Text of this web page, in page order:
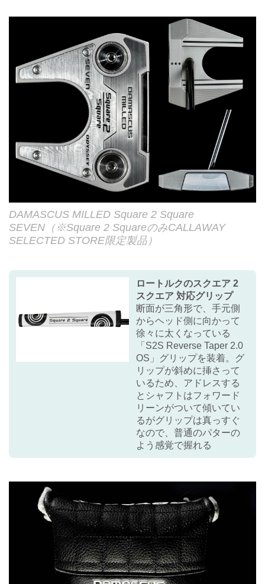
DAMASCUS MILLED Square 2 Square
SEVEN（※Square 2 SquareのみCALLAWAY
SELECTED STORE限定製品）
ロートルクのスクエア 2
スクエア 対応グリップ
断面が三角形で、手元側
からヘッド側に向かって
徐々に太くなっている
「S2S Reverse Taper 2.0
OS」グリップを装着。グ
リップが斜めに挿さって
いるため、アドレスする
とシャフトはフォワード
リーンがついて傾いてい
るがグリップは真っすぐ
なので、普通のパターの
よう感覚で握れる